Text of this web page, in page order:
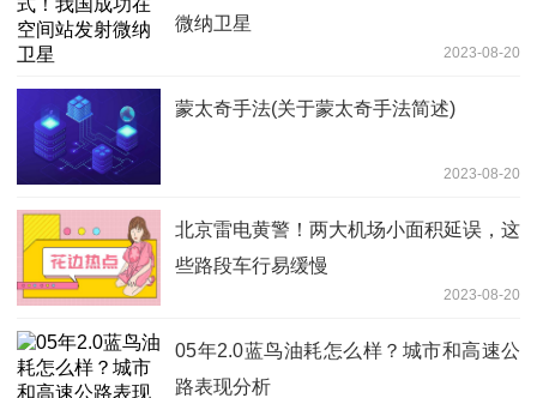
微纳卫星
2023-08-20
蒙太奇手法(关于蒙太奇手法简述)
2023-08-20
北京雷电黄警！两大机场小面积延误，这
些路段车行易缓慢
2023-08-20
05年2.0蓝鸟油耗怎么样？城市和高速公
路表现分析